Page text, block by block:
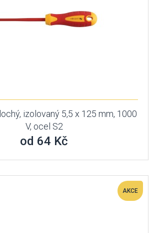
izolovaný 5,5 x 125 mm, 1000
V, ocel S2
od 64 Kč
AKCE